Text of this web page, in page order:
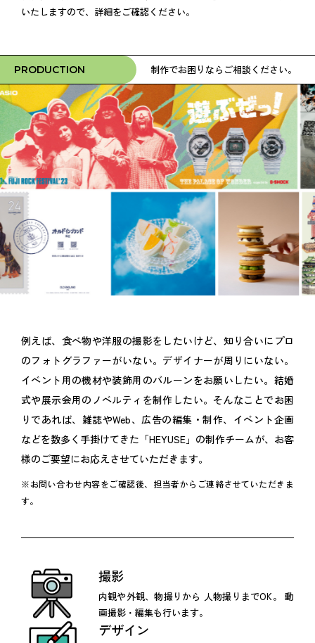
いたしますので、詳細をご確認ください。
PRODUCTION 制作でお困りならご相談ください。
例えば、食べ物や洋服の撮影をしたいけど、知り合いにプロ
のフォトグラファーがいない。デザイナーが周りにいない。
イベント用の機材や装飾用のバルーンをお願いしたい。結婚
式や展示会用のノベルティを制作したい。そんなことでお困
りであれば、雑誌やWeb、広告の編集・制作、イベント企画
などを数多く手掛けてきた「HEYUSE」の制作チームが、お客
様のご要望にお応えさせていただきます。
※お問い合わせ内容をご確認後、担当者からご連絡させていただきま
す。
撮影
内観や外観、物撮りから 人物撮りまでOK。
動
画撮影・編集も行います。
デザイン